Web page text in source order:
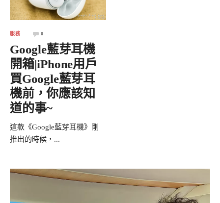
服務 0
Google藍芽耳機
開箱|iPhone用戶
買Google藍芽耳
機前，你應該知
道的事~
這款《Google藍芽耳機》剛
推出的時候，...